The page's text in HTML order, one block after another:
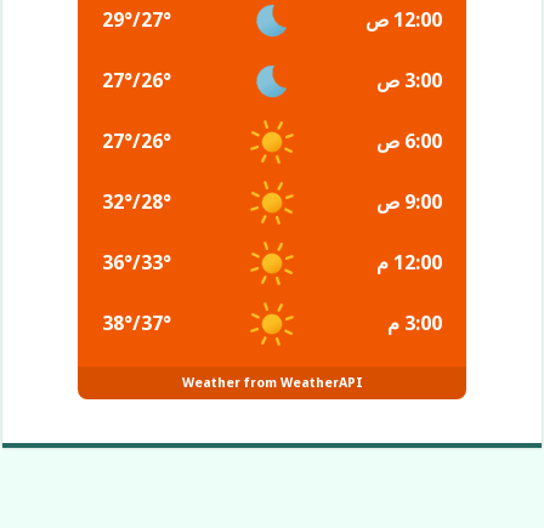
12:00 ص 27°
/
29°
3:00 ص 26°
/
27°
6:00 ص 26°
/
27°
9:00 ص 28°
/
32°
12:00 م 33°
/
36°
3:00 م 37°
/
38°
Weather from WeatherAPI